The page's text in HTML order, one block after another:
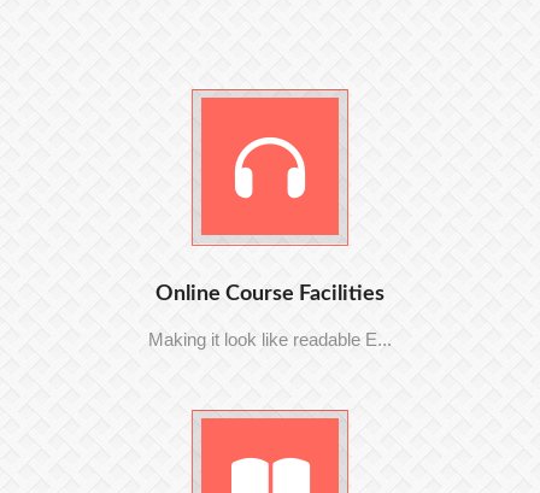
Online Course Facilities
Making it look like readable E...